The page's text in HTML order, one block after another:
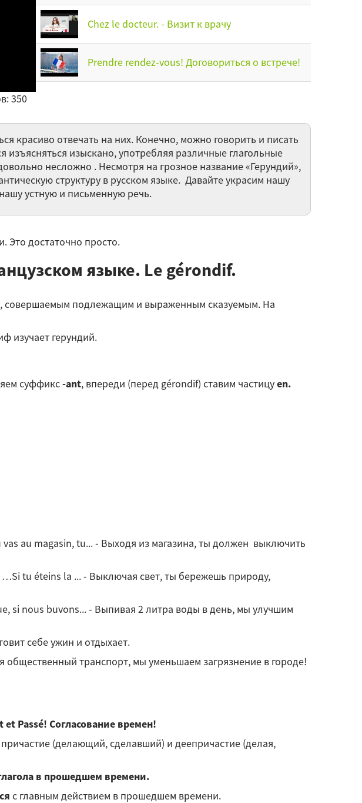
350
Chez le docteur. - Визит к врачу
Prendre rendez-vous! Договориться о встрече!
l’article» - Речевая тема: Какая за окном
погода? Верно или неверно:употребление
артикля.
Французский комплимент. Как правильно
сделать комплимент по-французски
ли нам о семье?
на примерах ситуативных моментов жизни
красиво отвечать на них. Конечно, можно говорить и писать
изыскано, употребляя различные глагольные
несложно . Несмотря на грозное название «Герундий»,
структуру в русском языке. Давайте украсим нашу
устную и письменную речь.
Это достаточно просто.
языке. Le gérondif.
совершаемым подлежащим и выраженным сказуемым. На
изучает герундий.
суффикс-ant, впереди (перед gérondif) ставим частицуen.
au magasin, tu... - Выходя из магазина, ты должен выключить
tu éteins la ... - Выключая свет, ты бережешь природу,
si nous buvons... - Выпивая 2 литра воды в день, мы улучшим
себе ужин и отдыхает.
транспорт, мы уменьшаем загрязнение в городе!
Passé! Согласование времен!
(делающий, сделавший) и деепричастие (делая,
в прошедшем времени.
с главным действием в прошедшем времени.